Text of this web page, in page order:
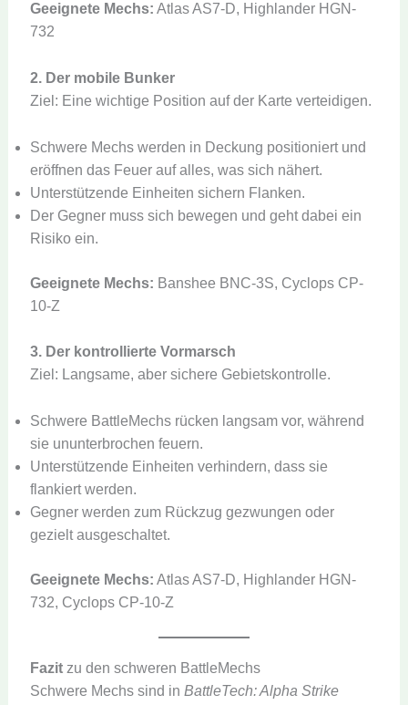
Geeignete Mechs: Atlas AS7-D, Highlander HGN-
732
2. Der mobile Bunker
Ziel: Eine wichtige Position auf der Karte verteidigen.
Schwere Mechs werden in Deckung positioniert und
eröffnen das Feuer auf alles, was sich nähert.
Unterstützende Einheiten sichern Flanken.
Der Gegner muss sich bewegen und geht dabei ein
Risiko ein.
Geeignete Mechs: Banshee BNC-3S, Cyclops CP-
10-Z
3. Der kontrollierte Vormarsch
Ziel: Langsame, aber sichere Gebietskontrolle.
Schwere BattleMechs rücken langsam vor, während
sie ununterbrochen feuern.
Unterstützende Einheiten verhindern, dass sie
flankiert werden.
Gegner werden zum Rückzug gezwungen oder
gezielt ausgeschaltet.
Geeignete Mechs: Atlas AS7-D, Highlander HGN-
732, Cyclops CP-10-Z
Fazitzu den schweren BattleMechs
Schwere Mechs sind in BattleTech: Alpha Strike